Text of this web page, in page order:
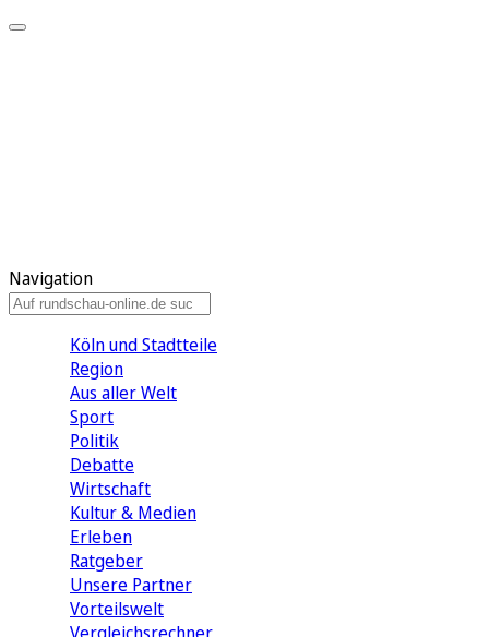
Navigation
Köln und Stadtteile
Region
Aus aller Welt
Sport
Politik
Debatte
Wirtschaft
Kultur & Medien
Erleben
Ratgeber
Unsere Partner
Vorteilswelt